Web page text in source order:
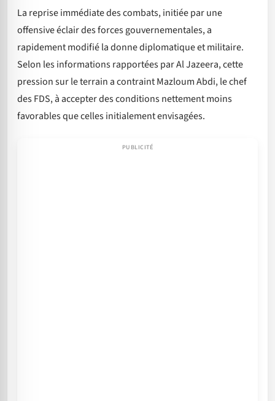
La reprise immédiate des combats, initiée par une
offensive éclair des forces gouvernementales, a
rapidement modifié la donne diplomatique et militaire.
Selon les informations rapportées par Al Jazeera, cette
pression sur le terrain a contraint Mazloum Abdi, le chef
des FDS, à accepter des conditions nettement moins
favorables que celles initialement envisagées.